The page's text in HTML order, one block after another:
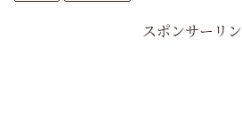
スポンサーリ